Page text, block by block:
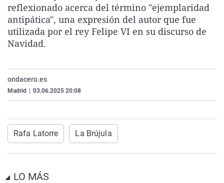
La rosa de los vientos
Gente viajera
Caso
Retornados
Extremadura
Galicia
Virales
Televisión
reflexionado acerca del término "ejemplaridad
antipática", una expresión del autor que fue
utilizada por el rey Felipe VI en su discurso de
Navidad.
ondacero.es
Madrid 03.06.2025 20:08
Rafa Latorre La Brújula
LO MÁS